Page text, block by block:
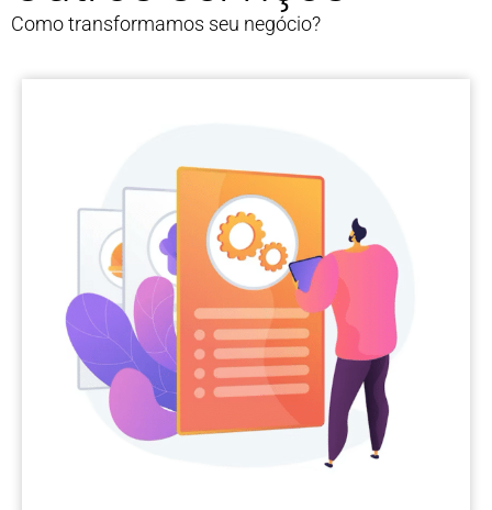
Como transformamos seu negócio?